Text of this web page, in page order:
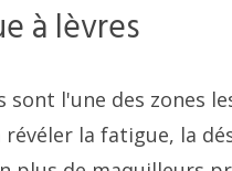
à lèvres
sont l'une des zones
révéler la fatigue, la